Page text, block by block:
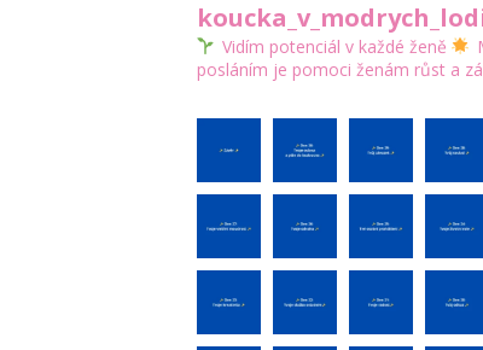
Vidím potenciál v každé ženě
posláním je pomoci ženám růst a